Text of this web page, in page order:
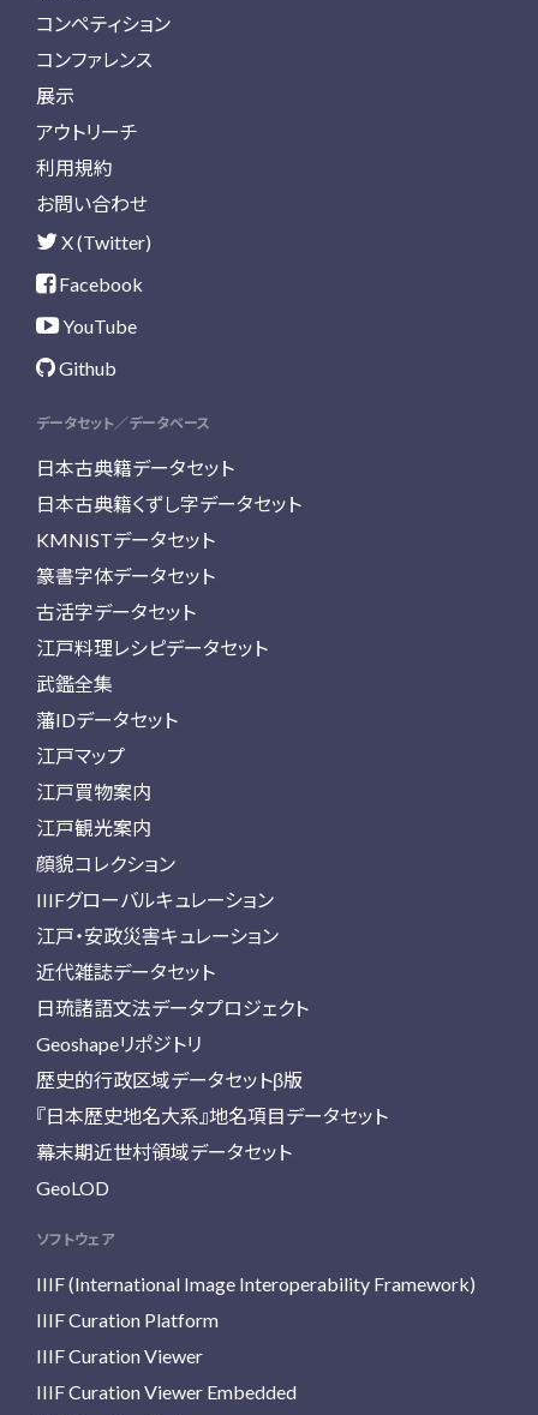
コンペティション
コンファレンス
展示
アウトリーチ
利用規約
お問い合わせ
X (Twitter)
Facebook
YouTube
Github
データセット／データベース
日本古典籍データセット
日本古典籍くずし字データセット
KMNISTデータセット
篆書字体データセット
古活字データセット
江戸料理レシピデータセット
武鑑全集
藩IDデータセット
江戸マップ
江戸買物案内
江戸観光案内
顔貌コレクション
IIIFグローバルキュレーション
江戸・安政災害キュレーション
近代雑誌データセット
日琉諸語文法データプロジェクト
Geoshapeリポジトリ
歴史的行政区域データセットβ版
『日本歴史地名大系』地名項目データセット
幕末期近世村領域データセット
GeoLOD
ソフトウェア
IIIF (International Image Interoperability Framework)
IIIF Curation Platform
IIIF Curation Viewer
IIIF Curation Viewer Embedded